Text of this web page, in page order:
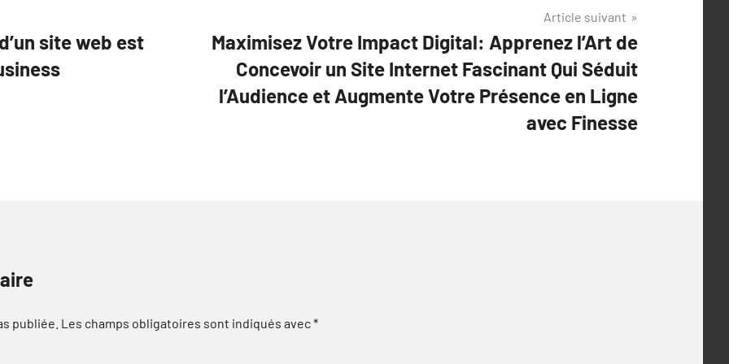
site web est
Article suivant
Maximisez Votre Impact Digital: Apprenez l’Art de
Concevoir un Site Internet Fascinant Qui Séduit
l’Audience et Augmente Votre Présence en Ligne
avec Finesse
publiée. Les champs obligatoires sont indiqués avec*